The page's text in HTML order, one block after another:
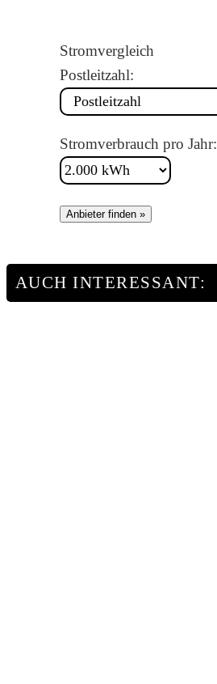
Stromvergleich
Postleitzahl:
Stromverbrauch pro Jahr:
Anbieter finden »
AUCH INTERESSANT: